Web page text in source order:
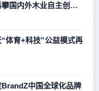
国内外木业自主创新
体育+科技”公益模式再
中国全球化品牌